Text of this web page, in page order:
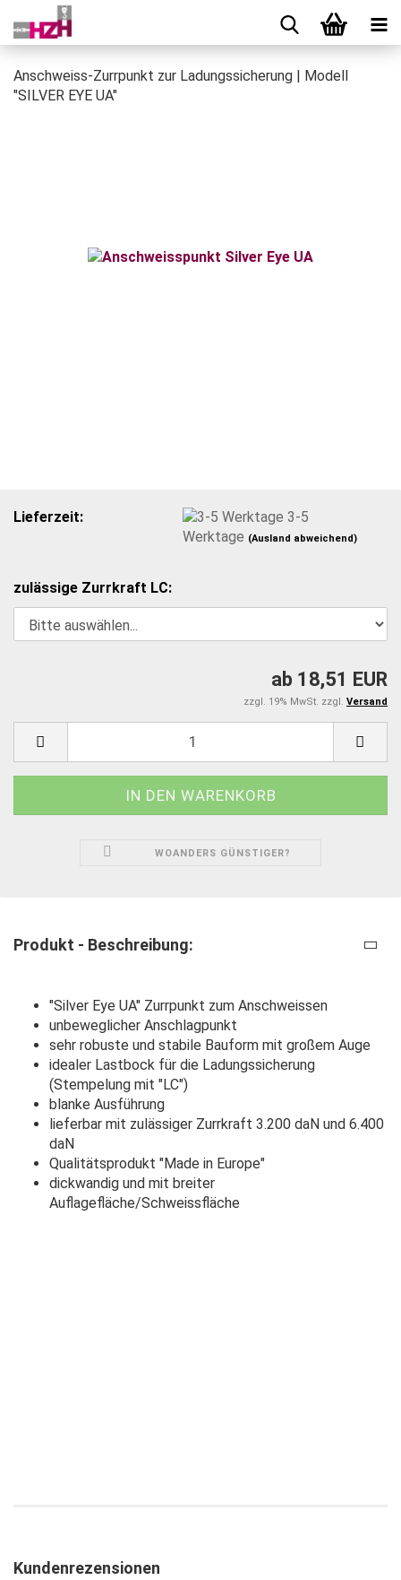
Anschweiss-Zurrpunkt zur Ladungssicherung | Modell
"SILVER EYE UA"
Lieferzeit:
3-5
Werktage (Ausland abweichend)
zulässige Zurrkraft LC:
ab 18,51 EUR
zzgl. 19% MwSt. zzgl. Versand
WOANDERS GÜNSTIGER?
Produkt - Beschreibung:
"Silver Eye UA" Zurrpunkt zum Anschweissen
unbeweglicher Anschlagpunkt
sehr robuste und stabile Bauform mit großem Auge
idealer Lastbock für die Ladungssicherung
(Stempelung mit "LC")
blanke Ausführung
lieferbar mit zulässiger Zurrkraft 3.200 daN und 6.400
daN
Qualitätsprodukt "Made in Europe"
dickwandig und mit breiter
Auflagefläche/Schweissfläche
Kundenrezensionen